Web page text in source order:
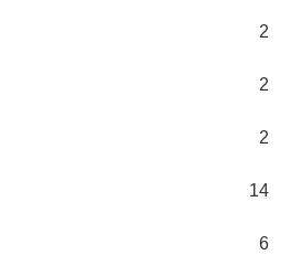
2
2
2
14
6